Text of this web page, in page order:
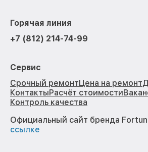
Горячая линия
+7 (812) 214-74-99
Сервис
Срочный ремонтЦена на ремонт
КонтактыРасчёт стоимости
Контроль качества
Официальный сайт бренда
ссылке